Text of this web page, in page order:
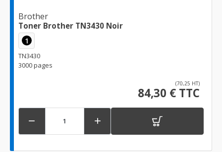
Brother
Toner Brother TN3430 Noir
1
TN3430
3000 pages
(70,25 HT)
84,30 € TTC
 